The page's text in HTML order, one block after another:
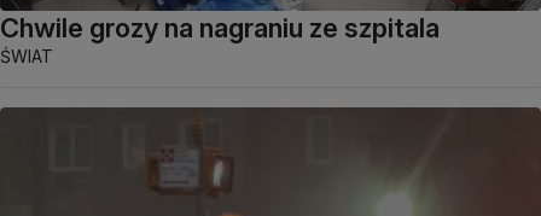
Chwile grozy na nagraniu ze szpitala
ŚWIAT